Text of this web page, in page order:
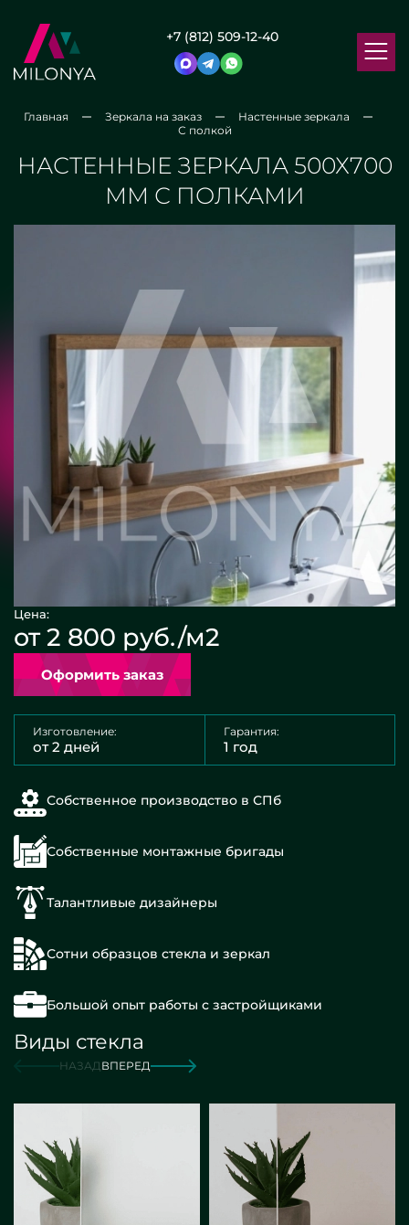
+7 (812) 509-12-40
Главная Зеркала на заказ
Настенные зеркала
С полкой
НАСТЕННЫЕ ЗЕРКАЛА 500Х700
ММ С ПОЛКАМИ
Цена:
от 2 800 руб./м2
Оформить заказ
Изготовление:
от 2 дней
Гарантия:
1 год
Собственное производство в СПб
Собственные монтажные бригады
Талантливые дизайнеры
Сотни образцов стекла и зеркал
Большой опыт работы с застройщиками
Виды стекла
НАЗАДВПЕРЕД